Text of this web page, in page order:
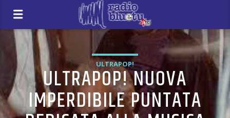
ULTRAPOP!
ULTRAPOP! NUOVA
IMPERDIBILE PUNTATA